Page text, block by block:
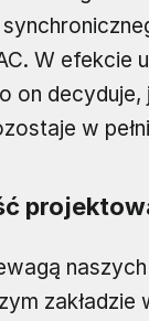
W efekcie
on
w